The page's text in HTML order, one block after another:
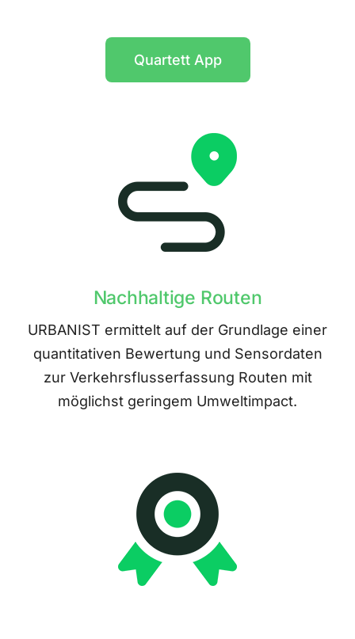
Quartett App
Nachhaltige Routen
URBANIST ermittelt auf der Grundlage einer
quantitativen Bewertung und Sensordaten
zur Verkehrsflusserfassung Routen mit
möglichst geringem Umweltimpact.